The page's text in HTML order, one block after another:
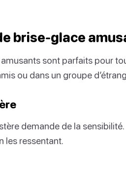
brise-glace
sont parfaits pour
ou dans un groupe
demande de la
les ressentant.